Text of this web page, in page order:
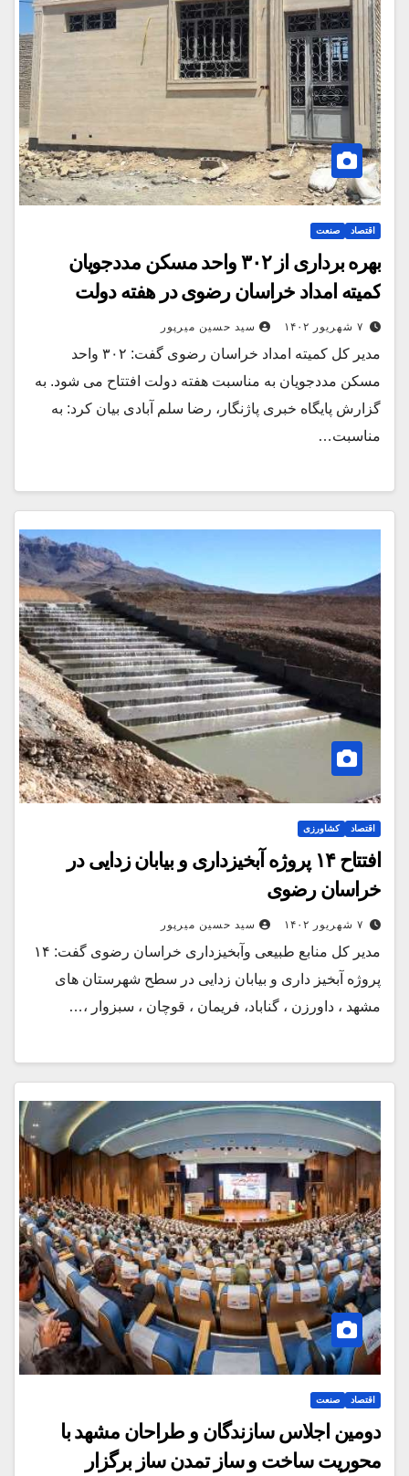
اقتصاد صنعت
بهره برداری از ۳۰۲ واحد مسکن مددجویان
کمیته امداد خراسان رضوی در هفته دولت
۷ شهریور ۱۴۰۲ سید حسین میرپور
مدیر کل کمیته امداد خراسان رضوی گفت: ۳۰۲ واحد
مسکن مددجویان به مناسبت هفته دولت افتتاح می شود. به
گزارش پایگاه خبری پاژنگار، رضا سلم آبادی بیان کرد: به
مناسبت…
اقتصاد کشاورزی
افتتاح ۱۴ پروژه آبخیزداری و بیابان زدایی در
خراسان رضوی
۷ شهریور ۱۴۰۲ سید حسین میرپور
مدیر کل منابع طبیعی وآبخیزداری خراسان رضوی گفت: ۱۴
پروژه آبخیز داری و بیابان زدایی در سطح شهرستان های
مشهد ، داورزن ، گناباد، فریمان ، قوچان ، سبزوار ،…
اقتصاد صنعت
دومین اجلاس سازندگان و طراحان مشهد با
محوریت ساخت و ساز تمدن ساز برگزار